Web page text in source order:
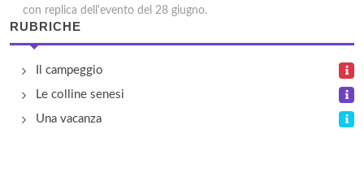
con replica dell'evento del 28 giugno.
RUBRICHE
Il campeggio
Le colline senesi
Una vacanza